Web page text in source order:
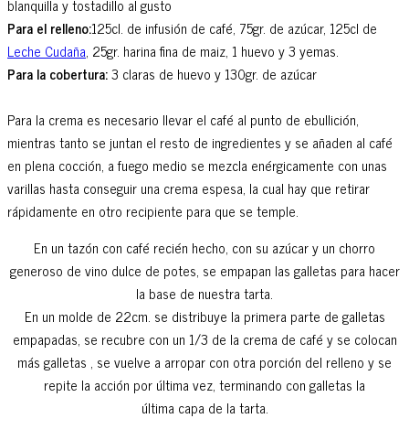
blanquilla y tostadillo al gusto
Para el relleno:125cl. de infusión de café, 75gr. de azúcar, 125cl de
Leche Cudaña, 25gr. harina fina de maiz, 1 huevo y 3 yemas.
Para la cobertura:3 claras de huevo y 130gr. de azúcar
Para la crema es necesario llevar el café al punto de ebullición,
mientras tanto se juntan el resto de ingredientes y se añaden al café
en plena cocción, a fuego medio se mezcla enérgicamente con unas
varillas hasta conseguir una crema espesa, la cual hay que retirar
rápidamente en otro recipiente para que se temple.
En un tazón con café recién hecho, con su azúcar y un chorro
generoso de vino dulce de potes, se empapan las galletas para hacer
la base de nuestra tarta.
En un molde de 22cm. se distribuye la primera parte de galletas
empapadas, se recubre con un 1/3 de la crema de café y se colocan
más galletas , se vuelve a arropar con otra porción del relleno y se
repite la acción por última vez, terminando con galletas la
última capa de la tarta.